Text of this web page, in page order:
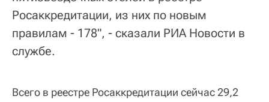
Росаккредитации, из них по новым
правилам - 178", - сказали РИА Новости в
службе.
Всего в реестре Росаккредитации сейчас 29,2